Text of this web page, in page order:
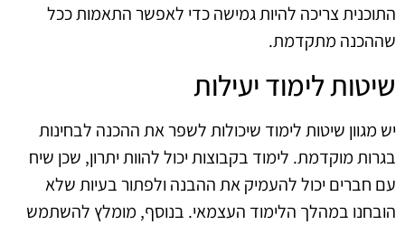
התוכנית צריכה להיות גמישה כדי לאפשר התאמות ככל
שההכנה מתקדמת.
שיטות לימוד יעילות
יש מגוון שיטות לימוד שיכולות לשפר את ההכנה לבחינות
בגרות מוקדמת. לימוד בקבוצות יכול להוות יתרון, שכן שיח
עם חברים יכול להעמיק את ההבנה ולפתור בעיות שלא
הובחנו במהלך הלימוד העצמאי. בנוסף, מומלץ להשתמש